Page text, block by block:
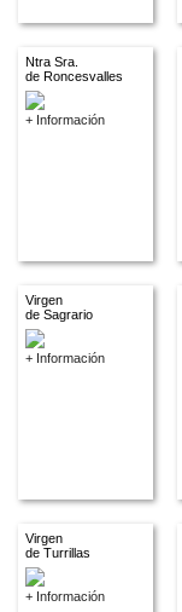
Ntra Sra.
de Roncesvalles
+ Información
Virgen
de Sagrario
+ Información
Virgen
de Turrillas
+ Información